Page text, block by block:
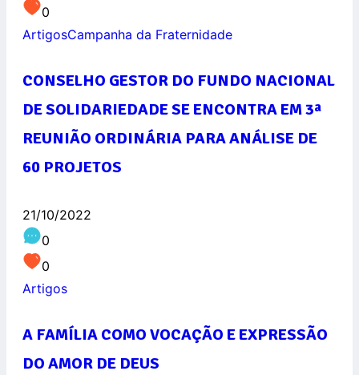
0
ArtigosCampanha da Fraternidade
CONSELHO GESTOR DO FUNDO NACIONAL
DE SOLIDARIEDADE SE ENCONTRA EM 3ª
REUNIÃO ORDINÁRIA PARA ANÁLISE DE
60 PROJETOS
21/10/2022
0
0
Artigos
A FAMÍLIA COMO VOCAÇÃO E EXPRESSÃO
DO AMOR DE DEUS